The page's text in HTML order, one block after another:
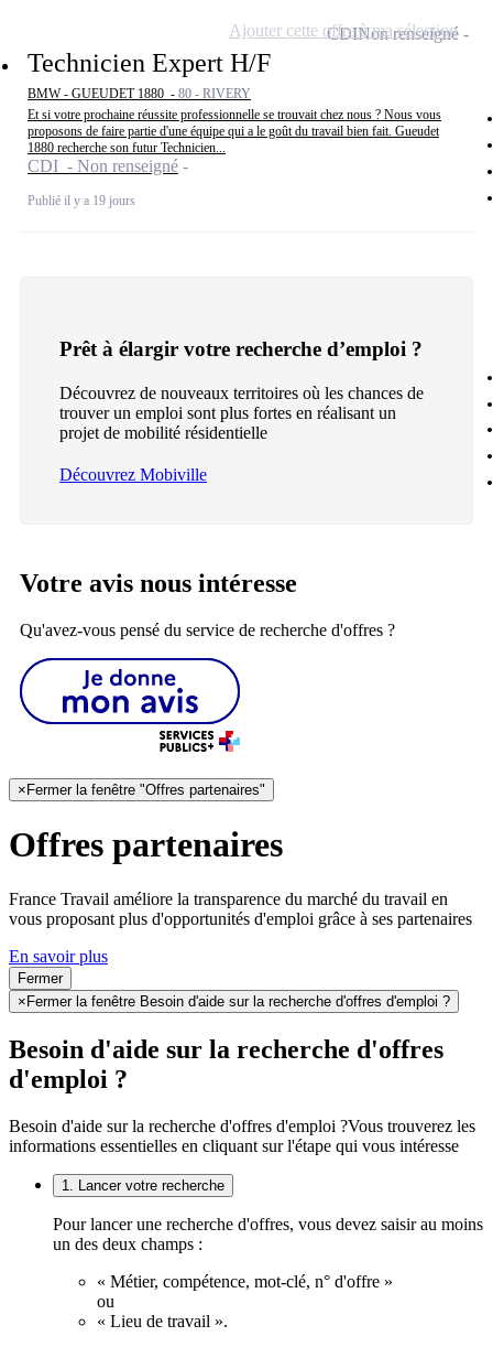
Technicien Expert H/F
BMW - GUEUDET 1880 - 80 - RIVERY
Et si votre prochaine réussite professionnelle se trouvait chez nous ? Nous vous
proposons de faire partie d'une équipe qui a le goût du travail bien fait. Gueudet
1880 recherche son futur Technicien...
CDI - Non renseigné
Publié il y a 19 jours
CDINon renseigné
Ajouter cette offre à ma sélection
Prêt à élargir votre recherche d’emploi ?
Découvrez de nouveaux territoires où les chances de
trouver un emploi sont plus fortes en réalisant un
projet de mobilité résidentielle
Découvrez Mobiville
Votre avis nous intéresse
Qu'avez-vous pensé du service de recherche d'offres ?
× Fermer la fenêtre "Offres partenaires"
Offres partenaires
France Travail améliore la transparence du marché du travail en
vous proposant plus d'opportunités d'emploi grâce à ses partenaires
En savoir plus
Fermer
× Fermer la fenêtre Besoin d'aide sur la recherche d'offres d'emploi ?
Besoin d'aide sur la recherche d'offres
d'emploi ?
Besoin d'aide sur la recherche d'offres d'emploi ?Vous trouverez les
informations essentielles en cliquant sur l'étape qui vous intéresse
1. Lancer votre recherche
Pour lancer une recherche d'offres, vous devez saisir au moins
un des deux champs :
« Métier, compétence, mot-clé, n° d'offre »
ou
« Lieu de travail ».